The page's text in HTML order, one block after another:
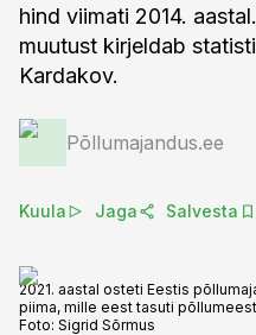
hind viimati 2014.
muutust kirjeldab
Kardakov.
Põllumajandus.ee
Kuula Jaga Salvesta
2021. aastal osteti Eestis
piima, mille eest tasuti
Foto: Sigrid Sõrmus